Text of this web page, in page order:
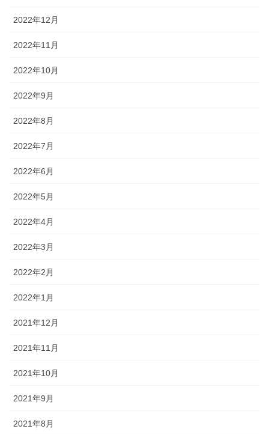
2022年12月
2022年11月
2022年10月
2022年9月
2022年8月
2022年7月
2022年6月
2022年5月
2022年4月
2022年3月
2022年2月
2022年1月
2021年12月
2021年11月
2021年10月
2021年9月
2021年8月